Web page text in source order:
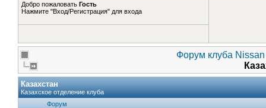
Добро пожаловать Гость
Нажмите "Вход/Регистрация" для входа
Форум клуба
Казахстан
Казахское отделение клуба
Форум